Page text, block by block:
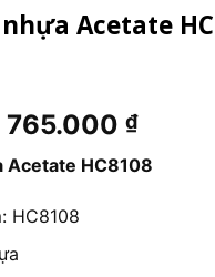
Acetate
Giá
gốc
là:
850.000 ₫.
765.000₫Giá
hiện
tại
Acetate HC8108
HC8108